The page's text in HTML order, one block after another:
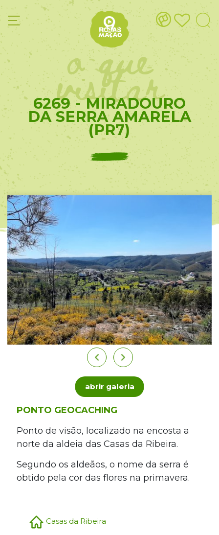
o que
visitar
6269 - MIRADOURO
DA SERRA AMARELA
(PR7)
abrir galeria
PONTO GEOCACHING
Ponto de visão, localizado na encosta a
norte da aldeia das Casas da Ribeira.
Segundo os aldeãos, o nome da serra é
obtido pela cor das flores na primavera.
Casas da Ribeira